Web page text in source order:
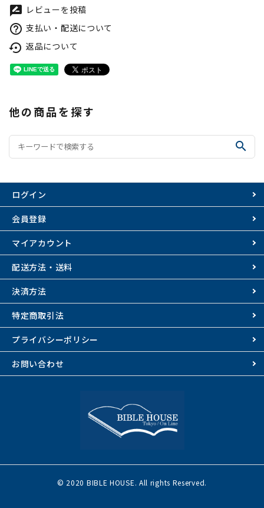
rate_review レビューを投稿
help_outline 支払い・配送について
settings_backup_restore 返品について
他の商品を探す
search
ログイン
会員登録
マイアカウント
配送方法・送料
決済方法
特定商取引法
プライバシーポリシー
お問い合わせ
© 2020 BIBLE HOUSE. All rights Reserved.